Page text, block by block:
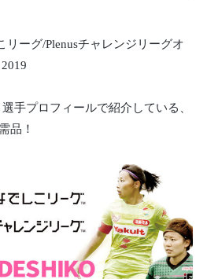
リーグ/Plenusチャレンジリーグオ
手プロフィールで紹介している、
品！